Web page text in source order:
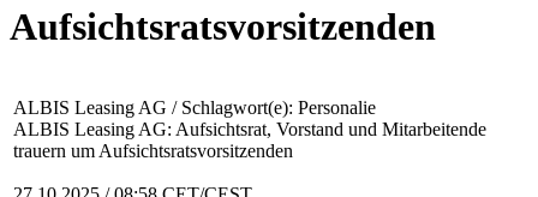
Aufsichtsratsvorsitzenden
ALBIS Leasing AG / Schlagwort(e): Personalie
ALBIS Leasing AG: Aufsichtsrat, Vorstand und Mitarbeitende
trauern um Aufsichtsratsvorsitzenden